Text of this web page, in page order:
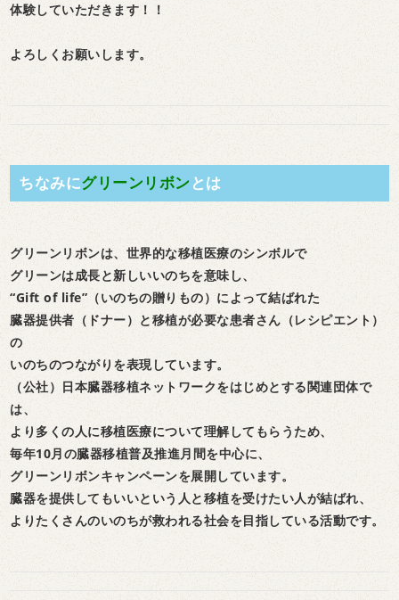
体験していただきます！！
よろしくお願いします。
ちなみにグリーンリボン とは
グリーンリボンは、世界的な移植医療のシンボルで
グリーンは成長と新しいいのちを意味し、
“Gift of life”（いのちの贈りもの）によって結ばれた
臓器提供者（ドナー）と移植が必要な患者さん（レシピエント）
の
いのちのつながりを表現しています。
（公社）日本臓器移植ネットワークをはじめとする関連団体で
は、
より多くの人に移植医療について理解してもらうため、
毎年10月の臓器移植普及推進月間を中心に、
グリーンリボンキャンペーンを展開しています。
臓器を提供してもいいという人と移植を受けたい人が結ばれ、
よりたくさんのいのちが救われる社会を目指している活動です。